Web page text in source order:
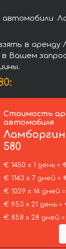
в аренду
Вашем
Стоимость
автомобиля
580
€ 1450 х 1 день =
€ 1143 х 7 дней =
€ 1029 х 14 дней
€ 953 х 21 день
€ 858 х 28 дней